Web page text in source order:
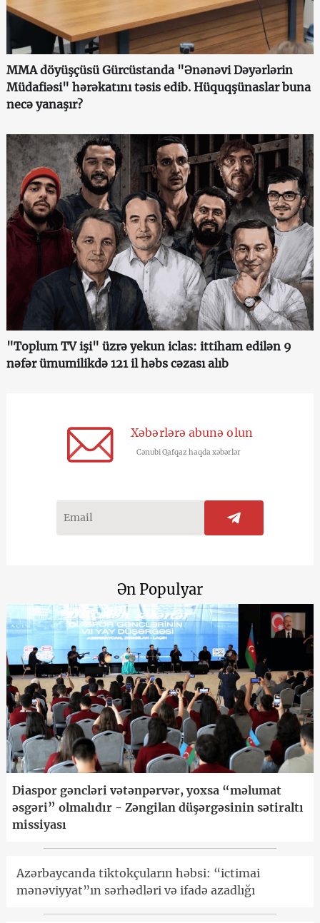
MMA döyüşçüsü Gürcüstanda "Ənənəvi Dəyərlərin
Müdafiəsi" hərəkatını təsis edib. Hüquqşünaslar buna
necə yanaşır?
"Toplum TV işi" üzrə yekun iclas: ittiham edilən 9
nəfər ümumilikdə 121 il həbs cəzası alıb
Xəbərlərə abunə olun
Cənubi Qafqaz haqda xəbərlər
Ən Populyar
Diaspor gəncləri vətənpərvər, yoxsa “məlumat
əsgəri” olmalıdır - Zəngilan düşərgəsinin sətiraltı
missiyası
Azərbaycanda tiktokçuların həbsi: “ictimai
mənəviyyat”ın sərhədləri və ifadə azadlığı